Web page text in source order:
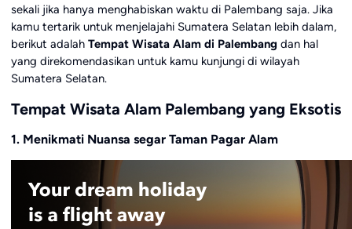
sekali jika hanya menghabiskan waktu di Palembang saja. Jika
kamu tertarik untuk menjelajahi Sumatera Selatan lebih dalam,
berikut adalah Tempat Wisata Alam di Palembang dan hal
yang direkomendasikan untuk kamu kunjungi di wilayah
Sumatera Selatan.
Tempat Wisata Alam Palembang yang Eksotis
1. Menikmati Nuansa segar Taman Pagar Alam